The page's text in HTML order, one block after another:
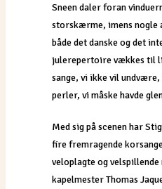
Sneen daler foran
storskærme, imens nogle
både det danske og det
julerepertoire vækkes til
sange, vi ikke vil
perler, vi måske havde
Med sig på scenen har
fire fremragende
veloplagte og
kapelmester Thomas